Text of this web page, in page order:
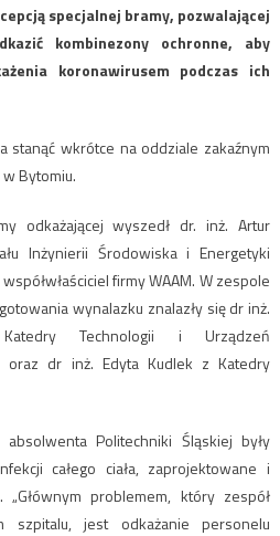
specjalnej bramy, pozwalającej
kombinezony ochronne, aby
koronawirusem podczas ich
stanąć wkrótce na oddziale zakaźnym
Bytomiu.
odkażającej wyszedł dr. inż. Artur
Inżynierii Środowiska i Energetyki
firmy WAAM. W zespole
wynalazku znalazły się dr inż.
Technologii i Urządzeń
oraz dr inż. Edyta Kudlek z Katedry
Politechniki Śląskiej były
całego ciała, zaprojektowane i
problemem, który zespół
szpitalu, jest odkażanie personelu